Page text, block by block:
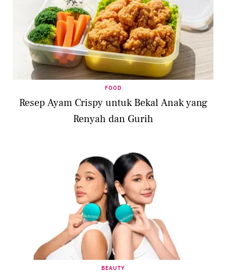
FOOD
Resep Ayam Crispy untuk Bekal Anak yang
Renyah dan Gurih
BEAUTY